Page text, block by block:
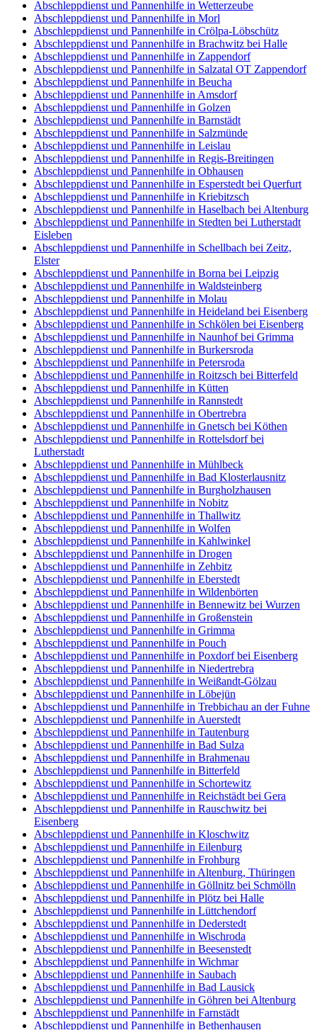
Abschleppdienst und Pannenhilfe in Wetterzeube
Abschleppdienst und Pannenhilfe in Morl
Abschleppdienst und Pannenhilfe in Crölpa-Löbschütz
Abschleppdienst und Pannenhilfe in Brachwitz bei Halle
Abschleppdienst und Pannenhilfe in Zappendorf
Abschleppdienst und Pannenhilfe in Salzatal OT Zappendorf
Abschleppdienst und Pannenhilfe in Beucha
Abschleppdienst und Pannenhilfe in Amsdorf
Abschleppdienst und Pannenhilfe in Golzen
Abschleppdienst und Pannenhilfe in Barnstädt
Abschleppdienst und Pannenhilfe in Salzmünde
Abschleppdienst und Pannenhilfe in Leislau
Abschleppdienst und Pannenhilfe in Regis-Breitingen
Abschleppdienst und Pannenhilfe in Obhausen
Abschleppdienst und Pannenhilfe in Esperstedt bei Querfurt
Abschleppdienst und Pannenhilfe in Kriebitzsch
Abschleppdienst und Pannenhilfe in Haselbach bei Altenburg
Abschleppdienst und Pannenhilfe in Stedten bei Lutherstadt
Eisleben
Abschleppdienst und Pannenhilfe in Schellbach bei Zeitz,
Elster
Abschleppdienst und Pannenhilfe in Borna bei Leipzig
Abschleppdienst und Pannenhilfe in Waldsteinberg
Abschleppdienst und Pannenhilfe in Molau
Abschleppdienst und Pannenhilfe in Heideland bei Eisenberg
Abschleppdienst und Pannenhilfe in Schkölen bei Eisenberg
Abschleppdienst und Pannenhilfe in Naunhof bei Grimma
Abschleppdienst und Pannenhilfe in Burkersroda
Abschleppdienst und Pannenhilfe in Petersroda
Abschleppdienst und Pannenhilfe in Roitzsch bei Bitterfeld
Abschleppdienst und Pannenhilfe in Kütten
Abschleppdienst und Pannenhilfe in Rannstedt
Abschleppdienst und Pannenhilfe in Obertrebra
Abschleppdienst und Pannenhilfe in Gnetsch bei Köthen
Abschleppdienst und Pannenhilfe in Rottelsdorf bei
Lutherstadt
Abschleppdienst und Pannenhilfe in Mühlbeck
Abschleppdienst und Pannenhilfe in Bad Klosterlausnitz
Abschleppdienst und Pannenhilfe in Burgholzhausen
Abschleppdienst und Pannenhilfe in Nobitz
Abschleppdienst und Pannenhilfe in Thallwitz
Abschleppdienst und Pannenhilfe in Wolfen
Abschleppdienst und Pannenhilfe in Kahlwinkel
Abschleppdienst und Pannenhilfe in Drogen
Abschleppdienst und Pannenhilfe in Zehbitz
Abschleppdienst und Pannenhilfe in Eberstedt
Abschleppdienst und Pannenhilfe in Wildenbörten
Abschleppdienst und Pannenhilfe in Bennewitz bei Wurzen
Abschleppdienst und Pannenhilfe in Großenstein
Abschleppdienst und Pannenhilfe in Grimma
Abschleppdienst und Pannenhilfe in Pouch
Abschleppdienst und Pannenhilfe in Poxdorf bei Eisenberg
Abschleppdienst und Pannenhilfe in Niedertrebra
Abschleppdienst und Pannenhilfe in Weißandt-Gölzau
Abschleppdienst und Pannenhilfe in Löbejün
Abschleppdienst und Pannenhilfe in Trebbichau an der Fuhne
Abschleppdienst und Pannenhilfe in Auerstedt
Abschleppdienst und Pannenhilfe in Tautenburg
Abschleppdienst und Pannenhilfe in Bad Sulza
Abschleppdienst und Pannenhilfe in Brahmenau
Abschleppdienst und Pannenhilfe in Bitterfeld
Abschleppdienst und Pannenhilfe in Schortewitz
Abschleppdienst und Pannenhilfe in Reichstädt bei Gera
Abschleppdienst und Pannenhilfe in Rauschwitz bei
Eisenberg
Abschleppdienst und Pannenhilfe in Kloschwitz
Abschleppdienst und Pannenhilfe in Eilenburg
Abschleppdienst und Pannenhilfe in Frohburg
Abschleppdienst und Pannenhilfe in Altenburg, Thüringen
Abschleppdienst und Pannenhilfe in Göllnitz bei Schmölln
Abschleppdienst und Pannenhilfe in Plötz bei Halle
Abschleppdienst und Pannenhilfe in Lüttchendorf
Abschleppdienst und Pannenhilfe in Dederstedt
Abschleppdienst und Pannenhilfe in Wischroda
Abschleppdienst und Pannenhilfe in Beesenstedt
Abschleppdienst und Pannenhilfe in Wichmar
Abschleppdienst und Pannenhilfe in Saubach
Abschleppdienst und Pannenhilfe in Bad Lausick
Abschleppdienst und Pannenhilfe in Göhren bei Altenburg
Abschleppdienst und Pannenhilfe in Farnstädt
Abschleppdienst und Pannenhilfe in Bethenhausen